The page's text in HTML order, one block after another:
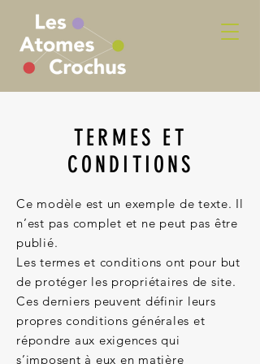
TERMES ET
CONDITIONS
Ce modèle est un exemple de texte. Il
n’est pas complet et ne peut pas être
publié.
Les termes et conditions ont pour but
de protéger les propriétaires de site.
Ces derniers peuvent définir leurs
propres conditions générales et
répondre aux exigences qui
s’imposent à eux en matière